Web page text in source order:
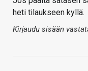
heti tilaukseen kyllä.
Kirjaudu sisään